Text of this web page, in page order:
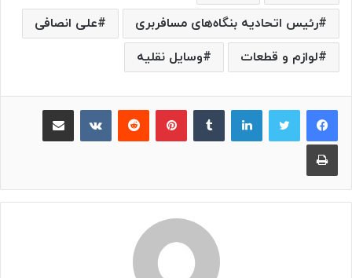
رئیس اتحادیه بنگاه‌های مسافربری
علی انصافی
لوازم و قطعات
وسایل نقلیه
لینکدین پینترست ‫رددیت
چاپ